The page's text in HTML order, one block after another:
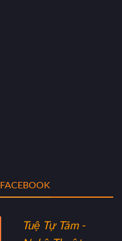
FACEBOOK
Tuệ Tự Tâm -